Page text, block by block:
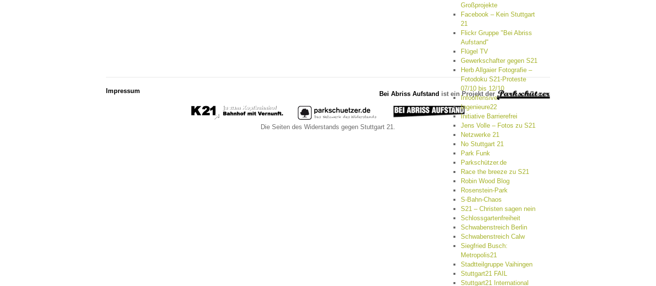
Großprojekte
Facebook – Kein Stuttgart
21
Flickr Gruppe "Bei Abriss
Aufstand"
Flügel TV
Gewerkschafter gegen S21
Herb Allgaier Fotografie –
Fotodoku S21-Proteste
07/10 bis 12/10
Infooffensive
Ingenieure22
Initiative Barrierefrei
Jens Volle – Fotos zu S21
Netzwerke 21
No Stuttgart 21
Park Funk
Parkschützer.de
Race the breeze zu S21
Robin Wood Blog
Rosenstein-Park
S-Bahn-Chaos
S21 – Christen sagen nein
Schlossgartenfreiheit
Schwabenstreich Berlin
Schwabenstreich Calw
Siegfried Busch:
Metropolis21
Stadtteilgruppe Vaihingen
Stuttgart21 FAIL
Stuttgart21 International
Bei Abriss Aufstand ist ein Projekt der
Impressum
Die Seiten des Widerstands gegen Stuttgart 21.